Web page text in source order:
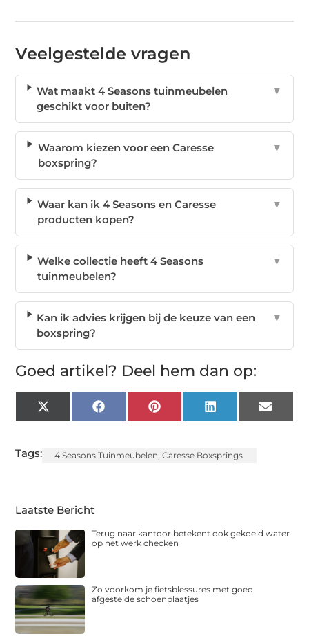
Veelgestelde vragen
Wat maakt 4 Seasons tuinmeubelen
geschikt voor buiten?
▼
Waarom kiezen voor een Caresse
boxspring?
▼
Waar kan ik 4 Seasons en Caresse
producten kopen?
▼
Welke collectie heeft 4 Seasons
tuinmeubelen?
▼
Kan ik advies krijgen bij de keuze van een
boxspring?
▼
Goed artikel? Deel hem dan op:
X
(Twitter)
FacebookPinterest LinkedIn Email
Tags: 4 Seasons Tuinmeubelen,Caresse Boxsprings
Laatste Bericht
Terug naar kantoor betekent ook gekoeld water
op het werk checken
Zo voorkom je fietsblessures met goed
afgestelde schoenplaatjes